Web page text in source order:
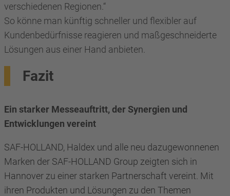
verschiedenen Regionen.“
So könne man künftig schneller und flexibler auf
Kundenbedürfnisse reagieren und maßgeschneiderte
Lösungen aus einer Hand anbieten.
Fazit
Ein starker Messeauftritt, der Synergien und
Entwicklungen vereint
SAF-HOLLAND, Haldex und alle neu dazugewonnenen
Marken der SAF-HOLLAND Group zeigten sich in
Hannover zu einer starken Partnerschaft vereint. Mit
ihren Produkten und Lösungen zu den Themen